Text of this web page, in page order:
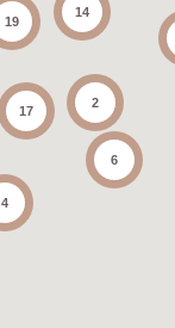
17
19
6
14
4
2